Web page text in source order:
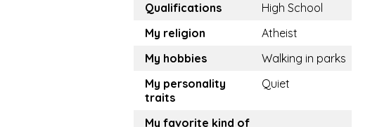
Qualifications
High School
My religion
Atheist
My hobbies
Walking in parks
My personality
traits
Quiet
My favorite kind of